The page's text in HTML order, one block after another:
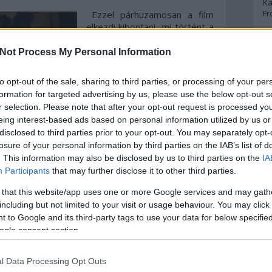
Process My Personal Information
opt-out of the sale, sharing to third parties, or processing of your
for targeted advertising by us, please use the below opt-out
selection. Please note that after your opt-out request is processed
interest-based ads based on personal information utilized by us
to third parties prior to your opt-out. You may separately
of your personal information by third parties on the IAB’s list of
This information may also be disclosed by us to third parties on the
Participants that may further disclose it to other third parties.
that this website/app uses one or more Google services and may
but not limited to your visit or usage behaviour. You may
to Google and its third-party tags to use your data for below
consent section.
Data Processing Opt Outs
Ezzel párhuzamosan a film
elkezdi kibontani, mi történt a
még gyerek volt, hogyan
első félidőben még viszonylag
nyugdíjas a tempó: világos,
melyik jelenet mikor játszódik.
Amint viszont Flanagan
hozzászoktat minket a két
idősík közötti ugráláshoz,
rálép a gázpedálra, és elkezdi
összeolvasztani azokat,
gyakorlatilag minden vágás
meg a néző számára azt az állapotot, melyet a
az ismerős zavar állapotát, amikor biztos vagy
aztán egy pillanattal később kiderüljön, a
a rettenetéről szól, ahogy saját érzékeink és
és a világot másnak hisszük, mint amilyen
a soundtrack nem túl jó, a játékidő pedig túl